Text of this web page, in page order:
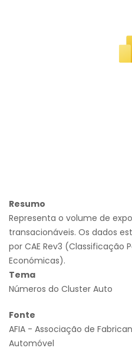
Resumo
Representa o volume de
transacionáveis. Os dados
por CAE Rev3 (Classificação
Económicas).
Tema
Números do Cluster Auto
Fonte
AFIA - Associação de
Automóvel